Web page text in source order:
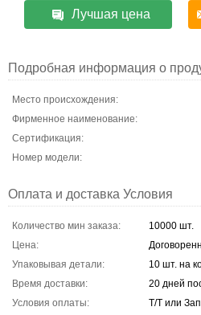
Лучшая цена
Подробная информация о
Место происхождения:
Фирменное наименование:
Сертификация:
Номер модели:
Оплата и доставка Условия
Количество мин заказа:
10000 шт.
Цена:
Упаковывая детали:
10 шт. на
Время доставки:
20 дней
Условия оплаты:
T/T или